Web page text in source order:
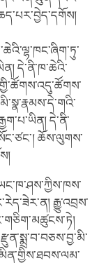
དེ་ནི་ཁ་ཆེའི་
དེ་ནི་
ཆོས་ལུགས་
རྒྱུ་འབྲས་